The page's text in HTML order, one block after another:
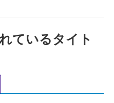
ているタイト